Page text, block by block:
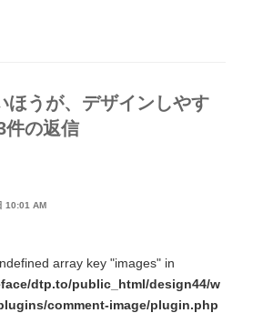
ほうが、デザインしやす
件の返信
10:01 AM
array key "images" in
dtp.to/public_html/design44/w
comment-image/plugin.php